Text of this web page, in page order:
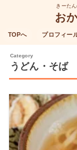
きーた
お
TOPへ プロフィー
うどん・そば